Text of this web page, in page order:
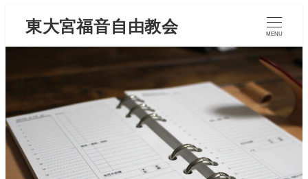
東大宮福音自由教会 MENU